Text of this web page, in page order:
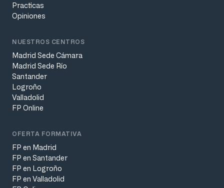
Practicas
Opiniones
NUESTROS CENTROS
Madrid Sede Cámara
Madrid Sede Río
Santander
Logroño
Valladolid
FP Online
OFERTA FORMATIVA
FP en Madrid
FP en Santander
FP en Logroño
FP en Valladolid